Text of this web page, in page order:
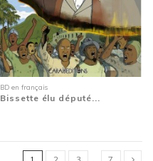
BD en français
Bissette élu député...